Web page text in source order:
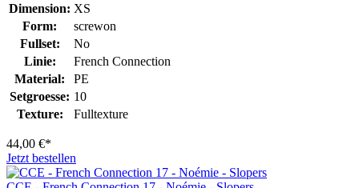
Dimension: XS
Form:
screwon
Fullset:
No
Linie:
French Connection
Material:
PE
Setgroesse: 10
Texture:
Fulltexture
44,00 €*
Jetzt bestellen